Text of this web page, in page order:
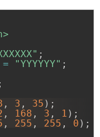
;
= "YYYYYY" ;
, 3 , 35 ) ;
, 168 , 3 , 1 ) ;
, 255 , 255 , 0 ) ;